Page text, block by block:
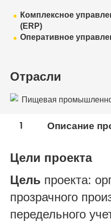
Комплексное
(ERP)
Оперативное
Отрасли
Пищевая
1 Описание
Цели проекта
Цель проекта:
прозрачного
передельного